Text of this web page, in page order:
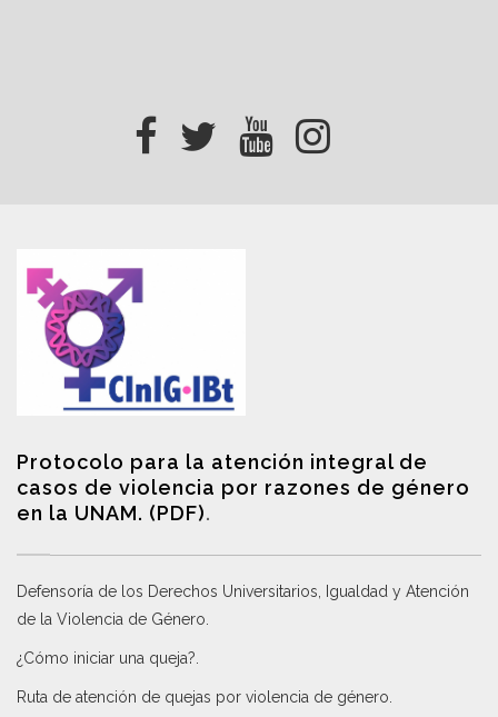
Protocolo para la atención integral de
casos de violencia por razones de género
en la UNAM. (PDF).
Defensoría de los Derechos Universitarios, Igualdad y Atención
de la Violencia de Género
¿Cómo iniciar una queja?
Ruta de atención de quejas por violencia de género